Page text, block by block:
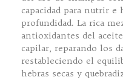
capacidad para nutrir
profundidad. La rica
antioxidantes del
capilar, reparando los
restableciendo el
hebras secas y